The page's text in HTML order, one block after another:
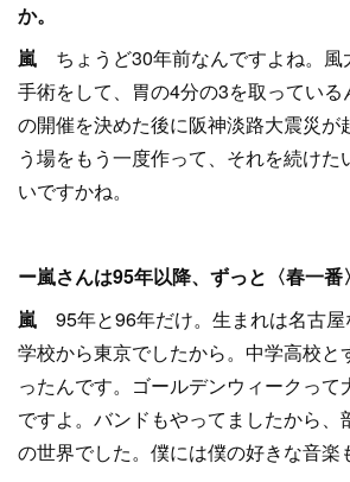
か。
嵐 ちょうど30年前なんですよね。
手術をして、胃の4分の3を取っている
の開催を決めた後に阪神淡路大震災が
う場をもう一度作って、それを続けた
いですかね。
ー嵐さんは95年以降、ずっと〈春一番
嵐 95年と96年だけ。生まれは名古
学校から東京でしたから。中学高校と
ったんです。ゴールデンウィークって
ですよ。バンドもやってましたから、
の世界でした。僕には僕の好きな音楽